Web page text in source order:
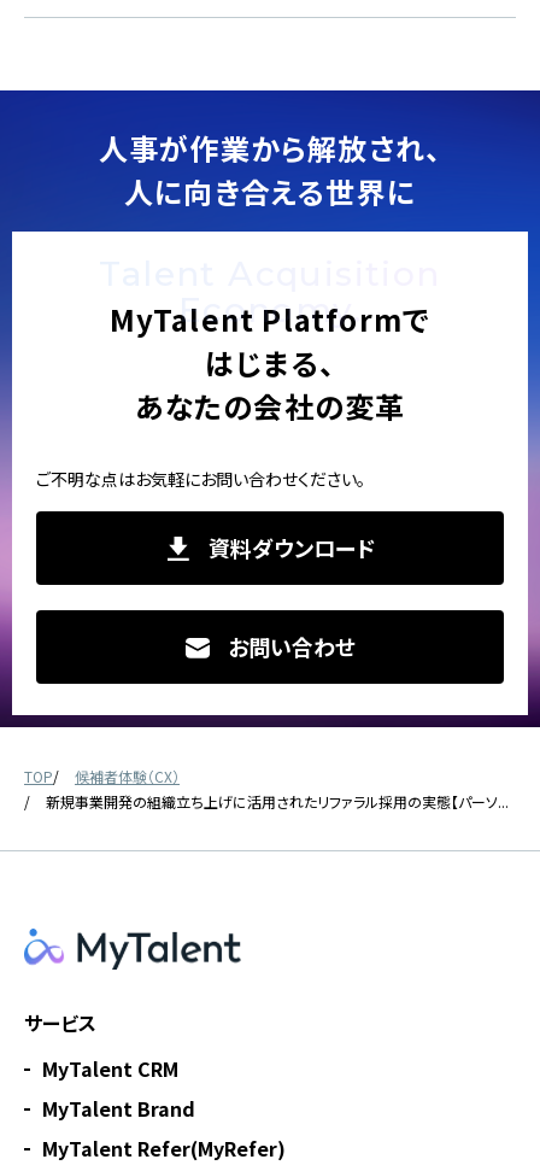
人事が作業から解放され、
人に向き合える世界に
Economy.
MyTalent Platformで
はじまる、
あなたの会社の変革
ご不明な点はお気軽にお問い合わせください。
資料ダウンロード
お問い合わせ
TOP
候補者体験（CX）
新規事業開発の組織立ち上げに活用されたリファラル採用の実態【パーソ...
サービス
MyTalent CRM
MyTalent Brand
MyTalent Refer(MyRefer)